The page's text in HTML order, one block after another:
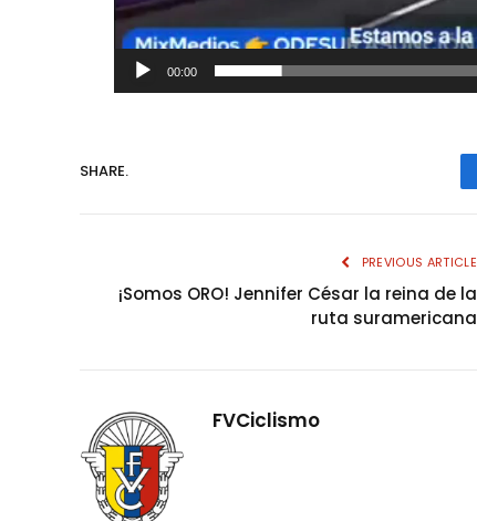
00:00
SHARE.
PREVIOUS ARTICLE
¡Somos ORO! Jennifer César la reina de la
ruta suramericana
FVCiclismo